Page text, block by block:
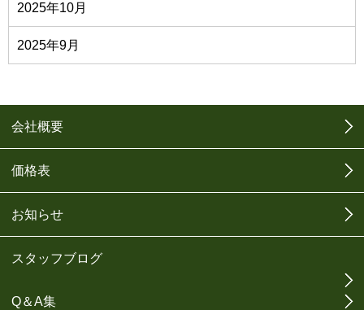
2025年10月
2025年9月
会社概要
価格表
お知らせ
スタッフブログ
Q＆A集